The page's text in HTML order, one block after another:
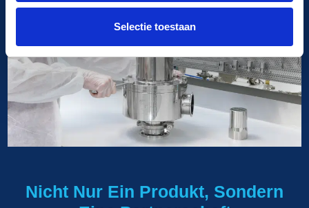
Selectie toestaan
Nicht Nur Ein Produkt, Sondern